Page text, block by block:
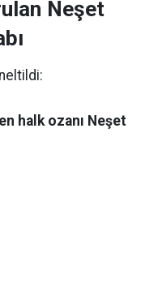
Neşet
halk ozanı Neşet